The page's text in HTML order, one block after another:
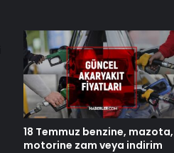
18 Temmuz benzine, mazota,
motorine zam veya indirim